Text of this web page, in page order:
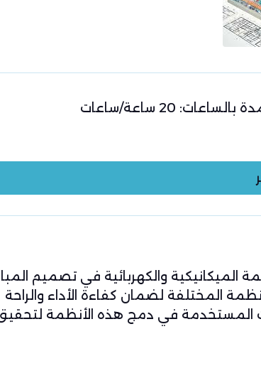
بالساعات: 20 ساعة/ساعات
الميكانيكية والكهربائية في تصميم
المختلفة لضمان كفاءة الأداء والراحة
المستخدمة في دمج هذه الأنظمة